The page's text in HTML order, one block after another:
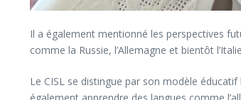
Il a également mentionné les perspectives
comme la Russie, l’Allemagne et bientôt
Le CISL se distingue par son modèle